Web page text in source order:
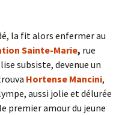
la fit alors enfermer au
Sainte-Marie, rue
subsiste, devenue un
Hortense Mancini,
aussi jolie et délurée
premier amour du jeune